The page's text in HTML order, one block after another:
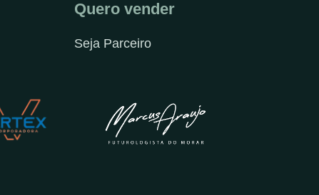
Quero vender
Seja Parceiro